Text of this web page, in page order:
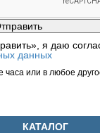
я даю
данных
часа или в любое
КАТАЛОГ